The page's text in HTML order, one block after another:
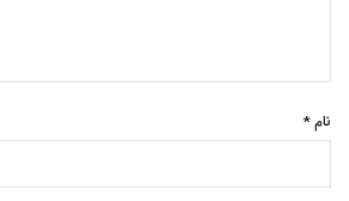
نام*